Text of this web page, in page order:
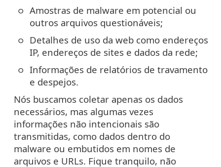
Amostras de malware em potencial ou
outros arquivos questionáveis;
Detalhes de uso da web como endereços
IP, endereços de sites e dados da rede;
Informações de relatórios de travamento
e despejos.
Nós buscamos coletar apenas os dados
necessários, mas algumas vezes
informações não intencionais são
transmitidas, como dados dentro do
malware ou embutidos em nomes de
arquivos e URLs. Fique tranquilo, não